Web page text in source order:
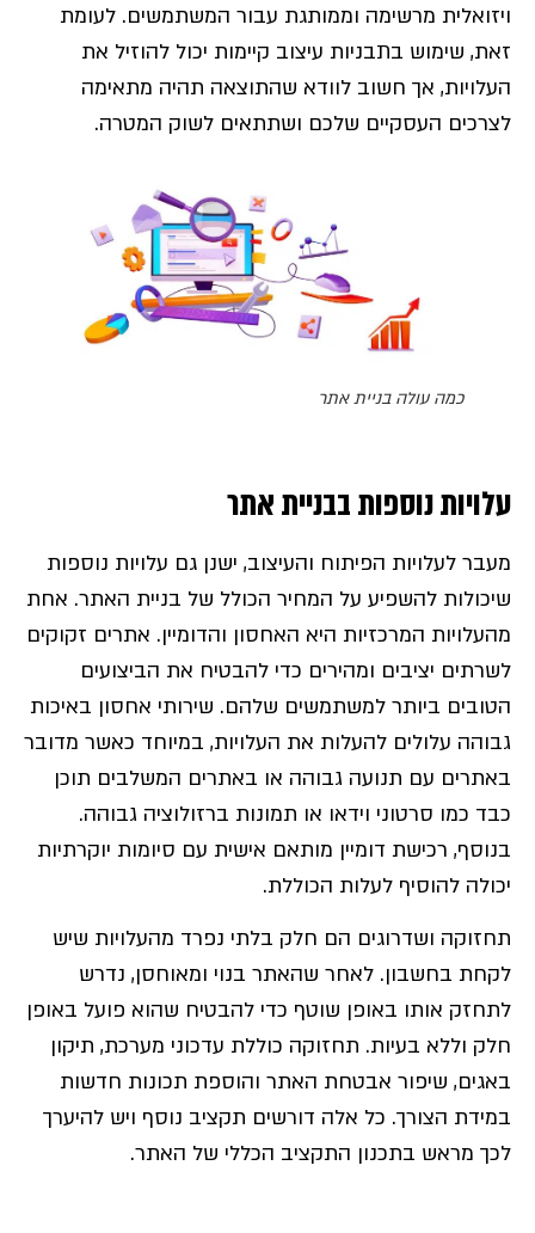
ויזואלית מרשימה וממותגת עבור המשתמשים. לעומת
זאת, שימוש בתבניות עיצוב קיימות יכול להוזיל את
העלויות, אך חשוב לוודא שהתוצאה תהיה מתאימה
לצרכים העסקיים שלכם ושתתאים לשוק המטרה.
כמה עולה בניית אתר
עלויות נוספות בבניית אתר
מעבר לעלויות הפיתוח והעיצוב, ישנן גם עלויות נוספות
שיכולות להשפיע על המחיר הכולל של בניית האתר. אחת
מהעלויות המרכזיות היא האחסון והדומיין. אתרים זקוקים
לשרתים יציבים ומהירים כדי להבטיח את הביצועים
הטובים ביותר למשתמשים שלהם. שירותי אחסון באיכות
גבוהה עלולים להעלות את העלויות, במיוחד כאשר מדובר
באתרים עם תנועה גבוהה או באתרים המשלבים תוכן
כבד כמו סרטוני וידאו או תמונות ברזולוציה גבוהה.
בנוסף, רכישת דומיין מותאם אישית עם סיומות יוקרתיות
יכולה להוסיף לעלות הכוללת.
תחזוקה ושדרוגים הם חלק בלתי נפרד מהעלויות שיש
לקחת בחשבון. לאחר שהאתר בנוי ומאוחסן, נדרש
לתחזק אותו באופן שוטף כדי להבטיח שהוא פועל באופן
חלק וללא בעיות. תחזוקה כוללת עדכוני מערכת, תיקון
באגים, שיפור אבטחת האתר והוספת תכונות חדשות
במידת הצורך. כל אלה דורשים תקציב נוסף ויש להיערך
לכך מראש בתכנון התקציב הכללי של האתר.